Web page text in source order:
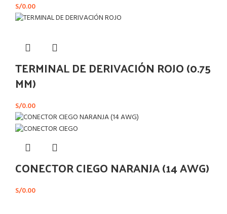
S/0.00
TERMINAL DE DERIVACIÓN ROJO (0.75
MM)
S/0.00
CONECTOR CIEGO NARANJA (14 AWG)
S/0.00